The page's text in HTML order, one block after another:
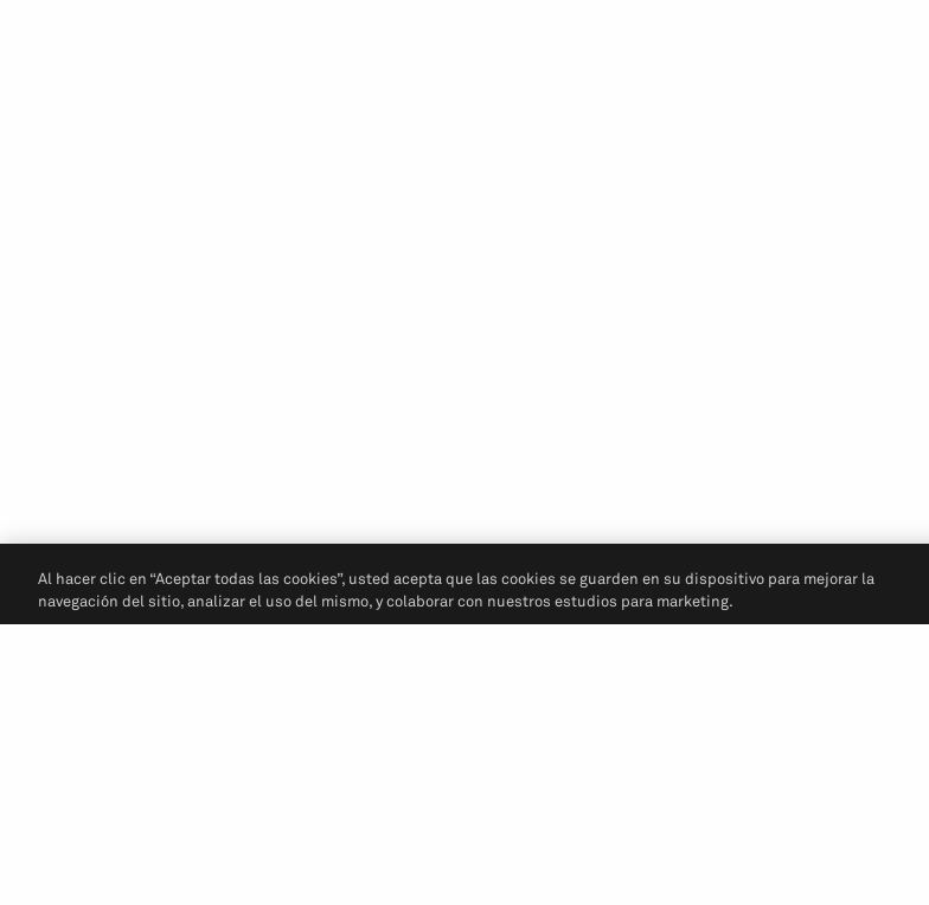
Al hacer clic en “Aceptar todas las cookies”, usted acepta que las cookies se guarden en su dispositivo para mejorar la
navegación del sitio, analizar el uso del mismo, y colaborar con nuestros estudios para marketing.